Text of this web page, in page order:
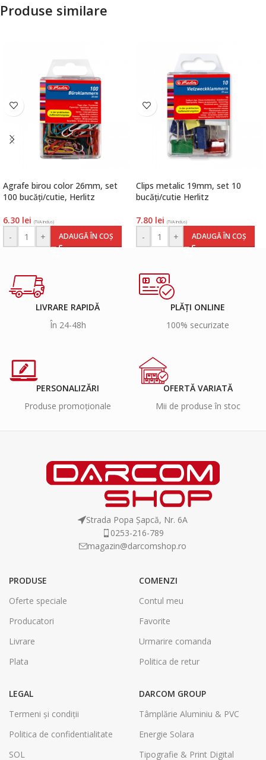
Produse similare
Agrafe birou color 26mm, set
100 bucăți/cutie, Herlitz
6.30 lei (TVA inclus)
- + ADAUGĂ ÎN COȘ
Clips metalic 19mm, set 10
bucăți/cutie Herlitz
7.80 lei (TVA inclus)
- + ADAUGĂ ÎN COȘ
LIVRARE RAPIDĂ
În 24-48h
PLĂȚI ONLINE
100% securizate
PERSONALIZĂRI
Produse promoționale
OFERTĂ VARIATĂ
Mii de produse în stoc
Strada Popa Șapcă, Nr. 6A
0253-216-789
magazin@darcomshop.ro
PRODUSE
Oferte speciale
Producatori
Livrare
Plata
COMENZI
Contul meu
Favorite
Urmarire comanda
Politica de retur
LEGAL
Termeni și condiții
Politica de confidentialitate
SOL
DARCOM GROUP
Tâmplărie Aluminiu & PVC
Energie Solara
Tipografie & Print Digital